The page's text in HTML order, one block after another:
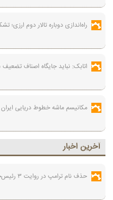
راه‌اندازی دوباره تالار دوم ارزی؛
اتابک: نباید جایگاه اصناف تضعیف شود
مکانیسم ماشه خطوط دریایی ایران را
آخرين اخبار
حذف نام ترامپ در روایت ۳ رئیس‌جمهور اسبق آمریکا از تاریخ کشورشان